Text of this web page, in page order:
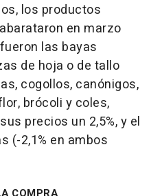
los productos
en marzo
las bayas
de hoja o de tallo
cogollos, canónigos,
brócoli y coles,
precios un 2,5%, y el
(-2,1% en ambos